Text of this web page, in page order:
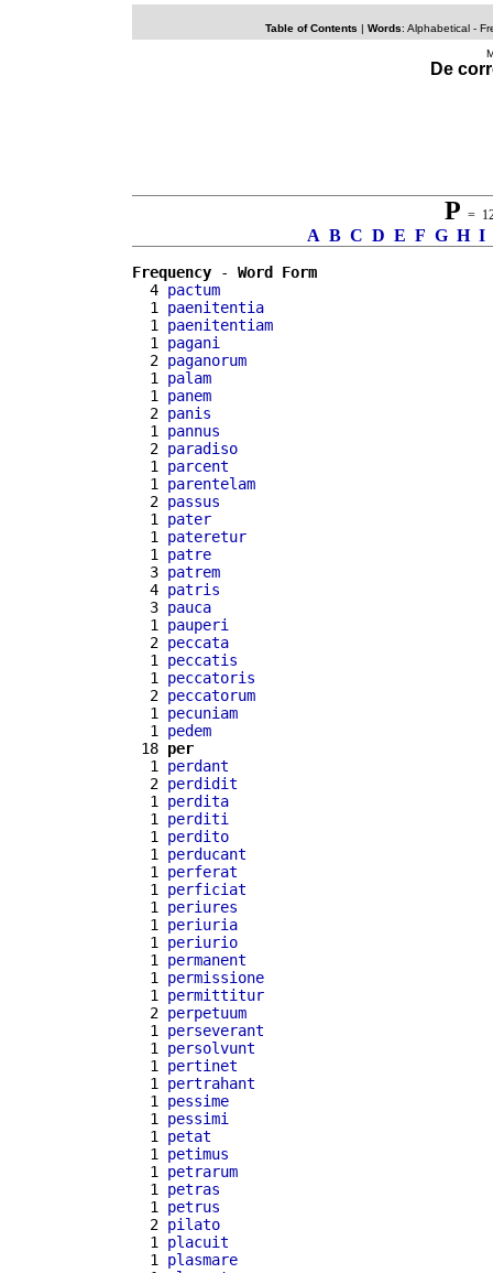
Table of Contents | Words: Alphabetical -
De
P =
A B C D E F G H I
Frequency - Word Form
  4
pactum
  1
paenitentia
  1
paenitentiam
  1
pagani
  2
paganorum
  1
palam
  1
panem
  2
panis
  1
pannus
  2
paradiso
  1
parcent
  1
parentelam
  2
passus
  1
pater
  1
pateretur
  1
patre
  3
patrem
  4
patris
  3
pauca
  1
pauperi
  2
peccata
  1
peccatis
  1
peccatoris
  2
peccatorum
  1
pecuniam
  1
pedem
18 per
  1
perdant
  2
perdidit
  1
perdita
  1
perditi
  1
perdito
  1
perducant
  1
perferat
  1
perficiat
  1
periures
  1
periuria
  1
periurio
  1
permanent
  1
permissione
  1
permittitur
  2
perpetuum
  1
perseverant
  1
persolvunt
  1
pertinet
  1
pertrahant
  1
pessime
  1
pessimi
  1
petat
  1
petimus
  1
petrarum
  1
petras
  1
petrus
  2
pilato
  1
placuit
  1
plasmare